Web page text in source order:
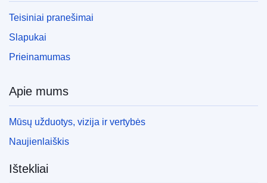
Teisiniai pranešimai
Slapukai
Prieinamumas
Apie mums
Mūsų užduotys, vizija ir vertybės
Naujienlaiškis
Ištekliai